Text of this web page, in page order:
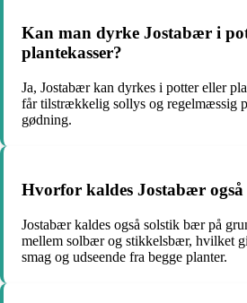
Kan man dyrke Jostabær i
plantekasser?
Ja, Jostabær kan dyrkes i potter eller
får tilstrækkelig sollys og regelmæssig
gødning.
Hvorfor kaldes Jostabær
Jostabær kaldes også solstik bær på
mellem solbær og stikkelsbær, hvilket
smag og udseende fra begge planter.